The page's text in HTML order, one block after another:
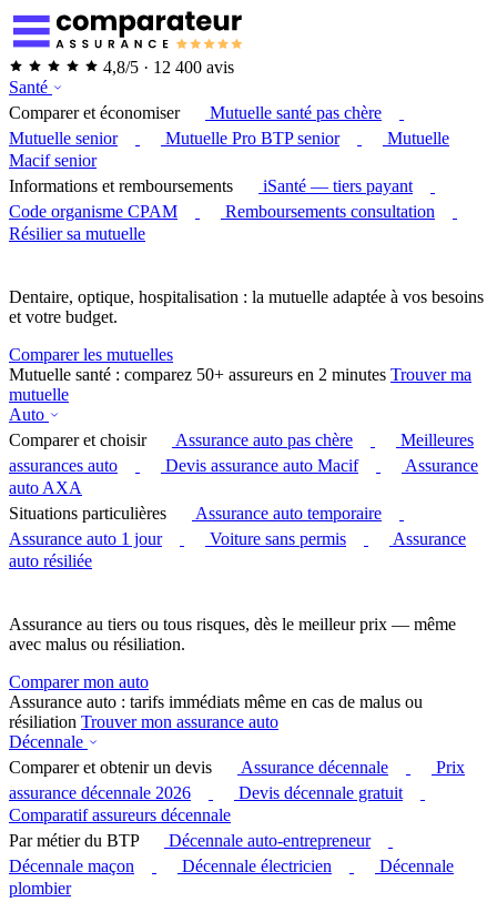
4,8/5 · 12 400 avis
Santé
Comparer et économiser
Mutuelle santé pas chère
Mutuelle senior
Mutuelle Pro BTP senior
Mutuelle
Macif senior
Informations et remboursements
iSanté — tiers payant
Code organisme CPAM
Remboursements consultation
Résilier sa mutuelle
Dentaire, optique, hospitalisation : la mutuelle adaptée à vos besoins
et votre budget.
Comparer les mutuelles
Mutuelle santé : comparez 50+ assureurs en 2 minutes Trouver ma
mutuelle
Auto
Comparer et choisir
Assurance auto pas chère
Meilleures
assurances auto
Devis assurance auto Macif
Assurance
auto AXA
Situations particulières
Assurance auto temporaire
Assurance auto 1 jour
Voiture sans permis
Assurance
auto résiliée
Assurance au tiers ou tous risques, dès le meilleur prix — même
avec malus ou résiliation.
Comparer mon auto
Assurance auto : tarifs immédiats même en cas de malus ou
résiliation Trouver mon assurance auto
Décennale
Comparer et obtenir un devis
Assurance décennale
Prix
assurance décennale 2026
Devis décennale gratuit
Comparatif assureurs décennale
Par métier du BTP
Décennale auto-entrepreneur
Décennale maçon
Décennale électricien
Décennale
plombier